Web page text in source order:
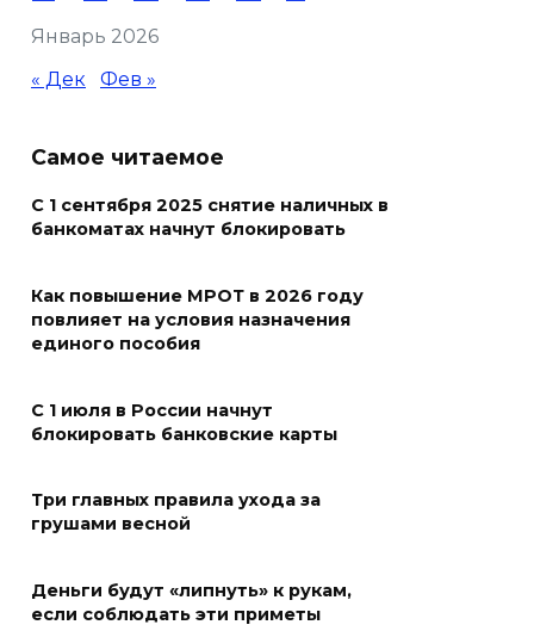
пропала 17-летняя девушка
05 августа 2026 19:03
Кондиционеры создают
предупредили о рисках
отключения электроэнергии
Зарядка со стражем порядка
Молодые инженеры
05 августа 2026 18:32
05 августа 2026 18:32
Январь 2026
« Дек Фев »
Самое читаемое
С 1 сентября 2025 снятие наличных в
банкоматах начнут блокировать
Как повышение МРОТ в 2026 году
повлияет на условия назначения
единого пособия
С 1 июля в России начнут
блокировать банковские карты
Три главных правила ухода за
грушами весной
Деньги будут «липнуть» к рукам,
если соблюдать эти приметы